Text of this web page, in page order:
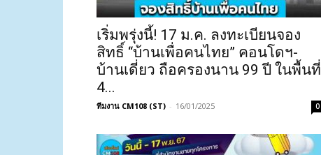
เริ่มพรุ่งนี้! 17 ม.ค. ลงทะเบียนจอง
สิทธิ์ “บ้านเพื่อคนไทย” คอนโดฯ-
บ้านเดี่ยว ถือครองนาน 99 ปี ในพื้นที่
4...
ทีมงาน CM108 (ST) - 16/01/2025 0